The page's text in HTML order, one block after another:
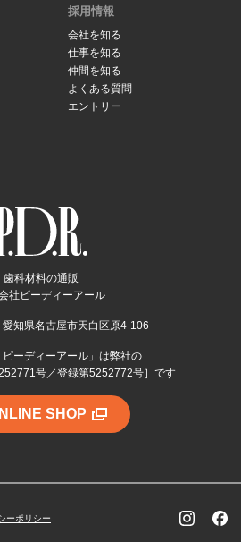
歯科材料の通販
社ピーディーアール
知県名古屋市天白区原4-106
ピーディーアール」は弊社の
号／登録第5252772号］です
SHOP
採用情報
会社を知る
仕事を知る
仲間を知る
よくある質問
エントリー
ーポリシー